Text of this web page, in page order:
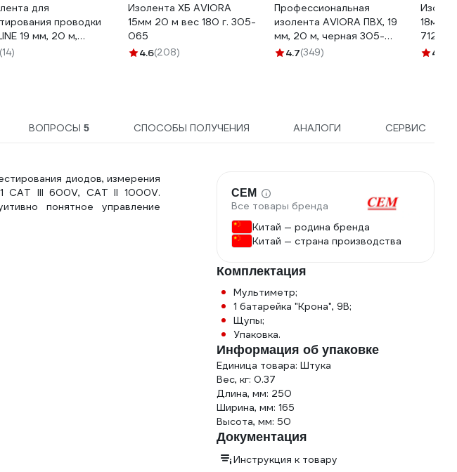
для
проводки
19 мм, 20 м,
на основе
(14)
Изолента ХБ AVIORA
15мм 20 м вес 180 г. 305-
065
4.6(208)
Профессиональная
изолента AVIORA ПВХ, 19
мм, 20 м, черная 305-
030
4.7(349)
18мм х
71242
4.5
ВОПРОСЫ 5 СПОСОБЫ ПОЛУЧЕНИЯ АНАЛОГИ СЕРВИС
диодов, измерения
CAT III 600V, CAT II 1000V.
понятное управление
СЕМ
Все товары бренда
Китай — родина бренда
Китай — страна производства
Комплектация
Мультиметр;
1 батарейка "Крона", 9В;
Щупы;
Упаковка.
Информация об упаковке
Единица товара: Штука
Вес, кг: 0.37
Длина, мм: 250
Ширина, мм: 165
Высота, мм: 50
Документация
Инструкция к товару